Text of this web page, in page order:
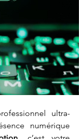
ultra-
numérique